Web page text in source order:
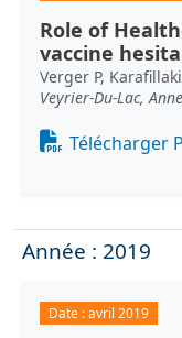
Role of
vaccine
Verger P,
Veyrier-Du-Lac,
Document
Télécharger
Année : 2019
Date :avril 2019